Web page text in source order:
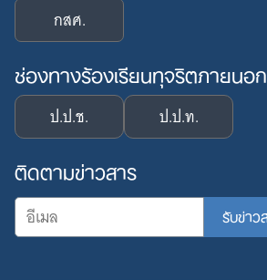
กสศ.
ช่องทางร้องเรียนทุจริตภายนอก
ป.ป.ช. ป.ป.ท.
ติดตามข่าวสาร